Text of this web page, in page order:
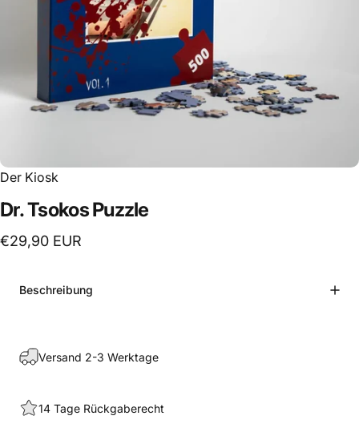
Der Kiosk
Dr.TsokosPuzzle
€29,90 EUR
Beschreibung
Versand 2-3 Werktage
14 Tage Rückgaberecht